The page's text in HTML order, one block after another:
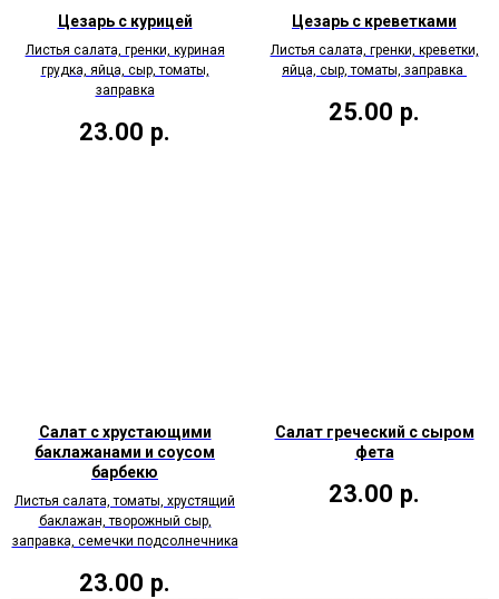
Цезарь с курицей
Листья салата, гренки, куриная
грудка, яйца, сыр, томаты,
заправка
23.00 р.
Цезарь с креветками
Листья салата, гренки, креветки,
яйца, сыр, томаты, заправка
25.00 р.
Салат с хрустающими
баклажанами и соусом
барбекю
Листья салата, томаты, хрустящий
баклажан, творожный сыр,
заправка, семечки подсолнечника
23.00 р.
Салат греческий с сыром
фета
23.00 р.